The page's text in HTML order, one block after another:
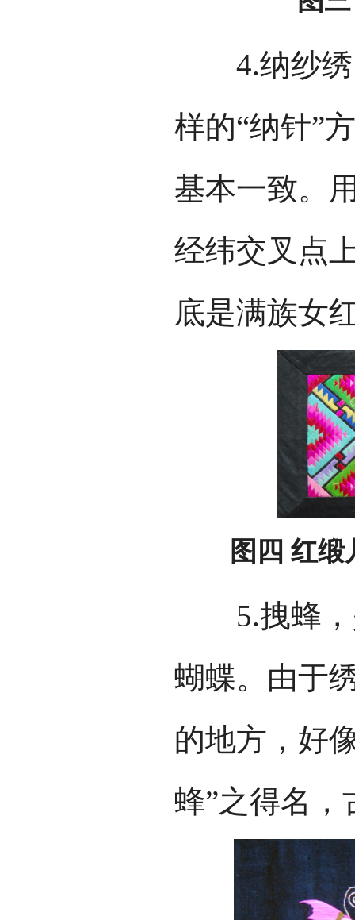
4.纳纱绣
样的“纳针”
基本一致。
经纬交叉点
底是满族女
图四 红
5.拽蜂，
蝴蝶。由于
的地方，好
蜂”之得名